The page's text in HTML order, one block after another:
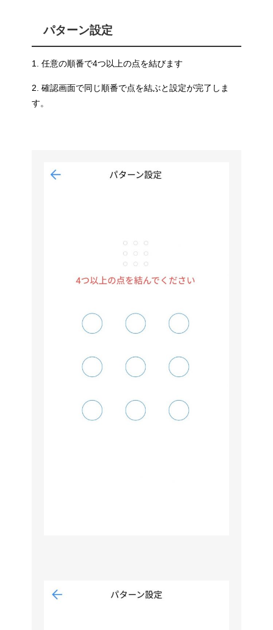
パターン設定
1. 任意の順番で4つ以上の点を結びます
2. 確認画面で同じ順番で点を結ぶと設定が完了しま
す。